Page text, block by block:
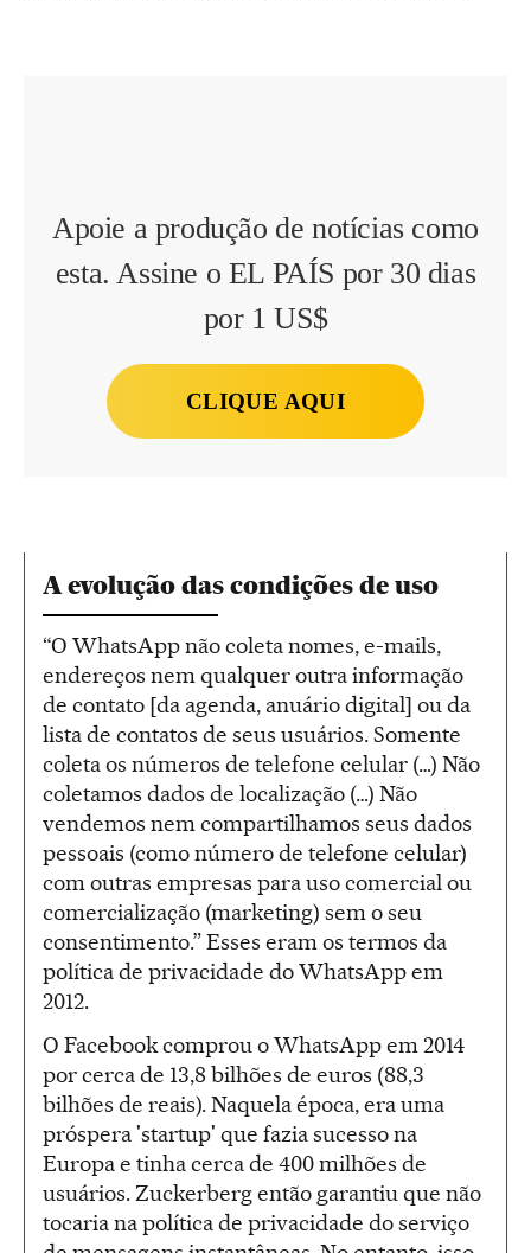
Apoie a produção de notícias como
esta. Assine o EL PAÍS por 30 dias
por 1 US$
CLIQUE AQUI
A evolução das condições de uso
“O WhatsApp não coleta nomes, e-mails,
endereços nem qualquer outra informação
de contato [da agenda, anuário digital] ou da
lista de contatos de seus usuários. Somente
coleta os números de telefone celular (…) Não
coletamos dados de localização (…) Não
vendemos nem compartilhamos seus dados
pessoais (como número de telefone celular)
com outras empresas para uso comercial ou
comercialização (marketing) sem o seu
consentimento.” Esses eram os termos da
política de privacidade do WhatsApp em
2012.
O Facebook comprou o WhatsApp em 2014
por cerca de 13,8 bilhões de euros (88,3
bilhões de reais). Naquela época, era uma
próspera 'startup' que fazia sucesso na
Europa e tinha cerca de 400 milhões de
usuários. Zuckerberg então garantiu que não
tocaria na política de privacidade do serviço